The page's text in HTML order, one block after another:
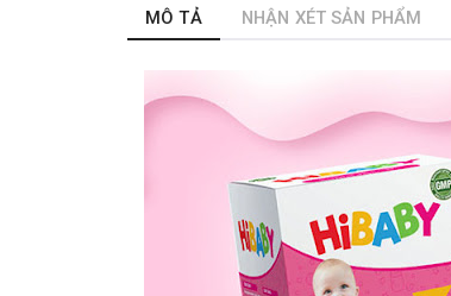
MÔ TẢ NHẬN XÉT SẢN PHẨM